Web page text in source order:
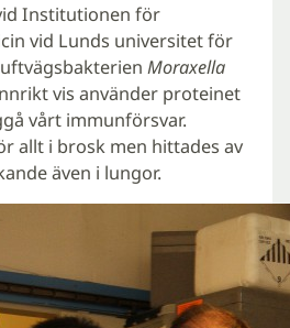
Institutionen för
vid Lunds universitet för
Moraxella
vis använder proteinet
vårt immunförsvar.
allt i brosk men hittades av
även i lungor.